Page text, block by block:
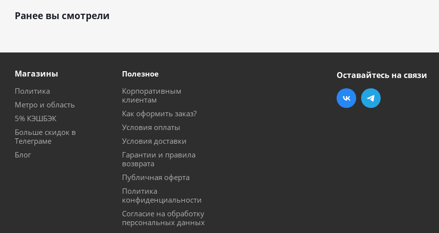
Ранее вы смотрели
Магазины
Политика
Метро и область
5% КЭШБЭК
Больше скидок в
Телеграме
Блог
Полезное
Корпоративным
клиентам
Как оформить заказ?
Условия оплаты
Условия доставки
Гарантии и правила
возврата
Публичная оферта
Политика
конфиденциальности
Согласие на обработку
персональных данных
Оставайтесь на связи